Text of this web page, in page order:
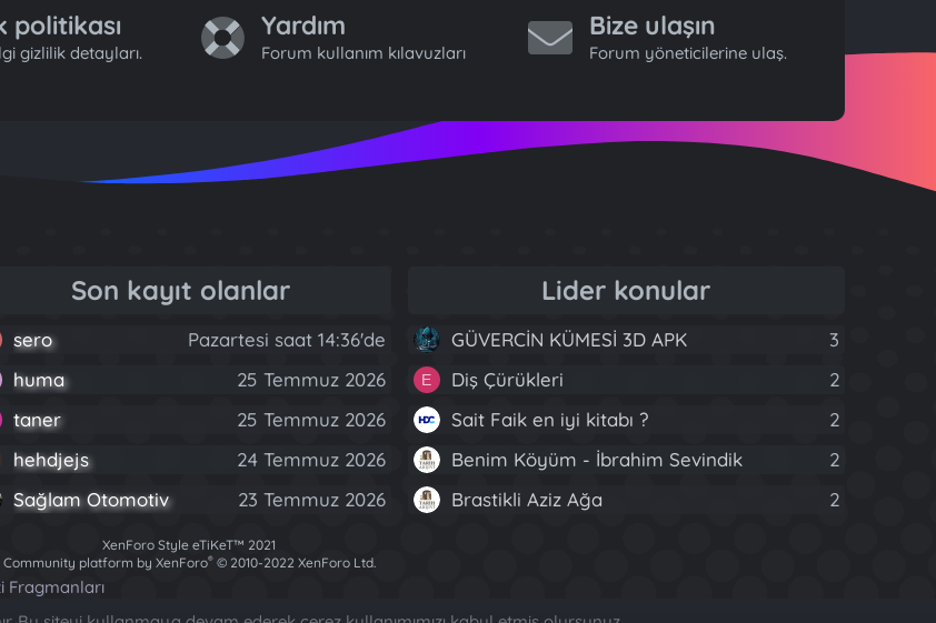
politikası
gizlilik detayları.
Yardım
Forum kullanım kılavuzları
Bize ulaşın
Forum yöneticilerine ulaş.
Son kayıt olanlar
sero Pazartesi saat 14:36'de
huma 25 Temmuz 2026
taner 25 Temmuz 2026
hehdjejs
24 Temmuz 2026
Sağlam Otomotiv
23 Temmuz 2026
Lider konular
GÜVERCİN KÜMESİ 3D APK 3
E Diş Çürükleri
2
Sait Faik en iyi kitabı ?
2
Benim Köyüm - İbrahim Sevindik
2
Brastikli Aziz Ağa
2
XenForo Style eTiKeT™ 2021
Community platform by XenForo® © 2010-2022 XenForo Ltd.
[XGT] Forum statistics system
Fragmanları